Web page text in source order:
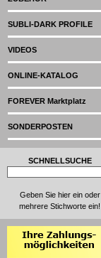
SCHNELLSUCHE
Geben Sie hier ein oder
mehrere Stichworte ein!
SUBLI-DARK PROFILE
VIDEOS
ONLINE-KATALOG
FOREVER Marktplatz
SONDERPOSTEN